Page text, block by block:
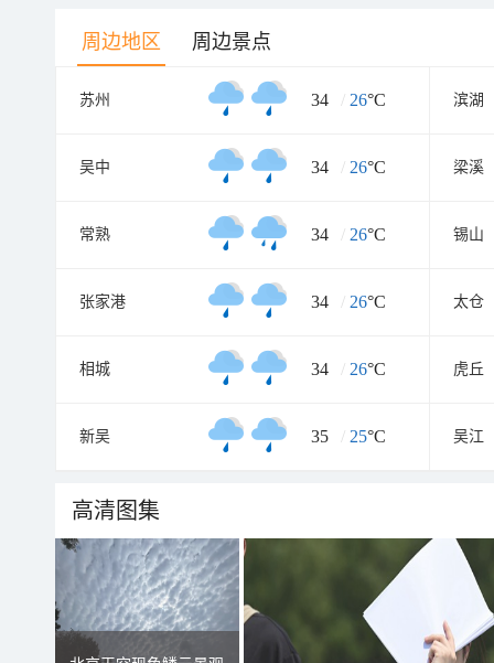
周边地区 周边景点
苏州 34 / 26°C 滨湖
吴中 34 / 26°C 梁溪
常熟 34 / 26°C 锡山
张家港 34 / 26°C 太仓
相城 34 / 26°C 虎丘
新吴 35 / 25°C 吴江
高清图集